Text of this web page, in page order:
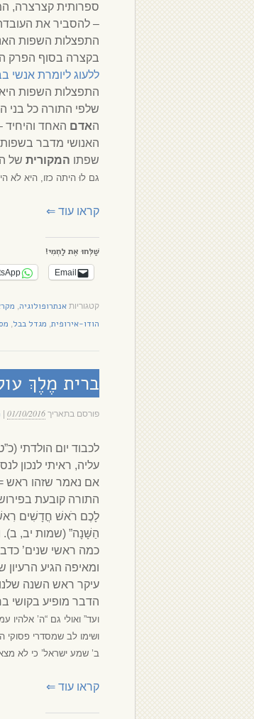
ספרותית קצרצרה,
– להסביר את
התפצלות השפות
בקצרה בסוף הפרק
ללעוג ליומרת אנשי
התפצלות השפות
שלפי התורה כל בני
האדם האחד והיחיד
האנושי מדבר
שפתו המקורית של
גם לוּ היתה כזו, היא לֹא
קראו עוד ⇐
שַׁלְּחוּ אֶת לַחְמִי!
Email
קטגוריות אנתרופולוגיה,
הודו-אירופית, מגדל בבל,
ברית מֶלֶךְ
פורסם בתאריך 01/10/2016
לכבוד יום הולדתי
עליה, ראיתי לנכון
אם נאמר שזהו ראש
התורה קובעת
לָכֶם רֹאשׁ חֳדָשִׁים
הַשָּׁנָה” (שמות יב,
כמה ראשי שנים’
ומאיפה הגיע
עיקר ראש השנה
הדבר מופיע בקושי
ועד” ואולי גם “ה’ אלהיו
ושימו לב שמסדרי פסוקי
ב’ שמע ישראל’ כי לא
קראו עוד ⇐